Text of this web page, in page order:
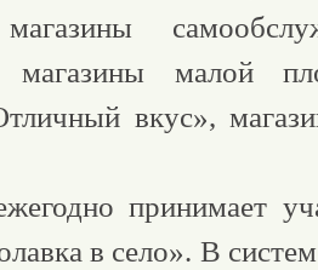
магазины малой
вкус»,
принимает
в село». В